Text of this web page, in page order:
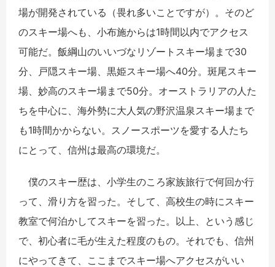
場が開発されている（畏れ多いことですが）。そのど
のスキー場へも、小布施からは1時間以内でアクセス
可能だ。飯綱山のいいづなリゾートスキー場まで30
分、戸隠スキー場、黒姫スキー場へ40分。斑尾スキー
場、妙高のスキー場まで50分。オーストラリアの人た
ちを中心に、海外勢に大人気の野沢温泉スキー場まで
も1時間かからない。スノースポーツを愛する人たち
にとって、信州は最高の環境だ。
僕のスキー歴は、小学生のころ家族旅行で何回か行
って、滑り方を習った。そして、高校生の時にスキー
教室で何泊かしてスキーを習った。以上、という感じ
で、初心者に毛が生えた程度のもの。それでも、信州
にやってきて、ここまでスキー場へアクセスがいい